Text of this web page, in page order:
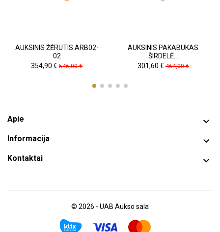
AUKSINIS ŽĖRUTIS ARB02-
02
Kaina
354,90 € Pradinė
546,00 €
AUKSINIS PAKABUKAS
ŠIRDELĖ...
Kaina
301,60 €Pradinė
464,00 €
Apie 
Informacija 
Kontaktai 
© 2026 - UAB Aukso sala